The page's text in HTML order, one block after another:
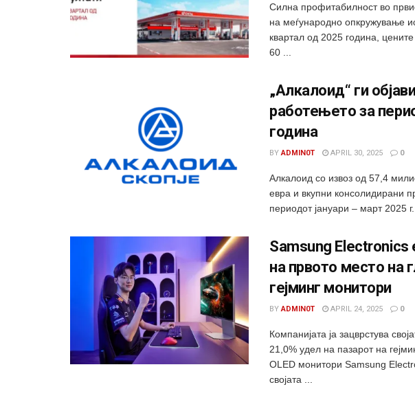
Силна профитабилност во
на меѓународно опкружување
квартал од 2025 година,
60 ...
„Алкалоид“ ги
работењето за
година
BY ADMIN0T APRIL 30, 2025 0
Алкалоид со извоз од 57,4
евра и вкупни консолидирани
периодот јануари – март 2025
Samsung Electronics
на првото место на
гејминг монитори
BY ADMIN0T APRIL 24, 2025 0
Компанијата ја зацврстува
21,0% удел на пазарот на
OLED монитори Samsung
својата ...